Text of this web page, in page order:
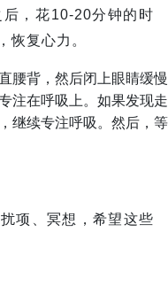
，花10-20分钟的时
恢复心力。
腰背，然后闭上眼睛缓慢
注在呼吸上。如果发现走
继续专注呼吸。然后，等
项、冥想，希望这些